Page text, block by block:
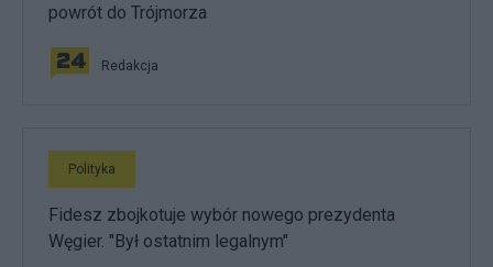
powrót do Trójmorza
Redakcja
Polityka
Fidesz zbojkotuje wybór nowego prezydenta
Węgier. "Był ostatnim legalnym"